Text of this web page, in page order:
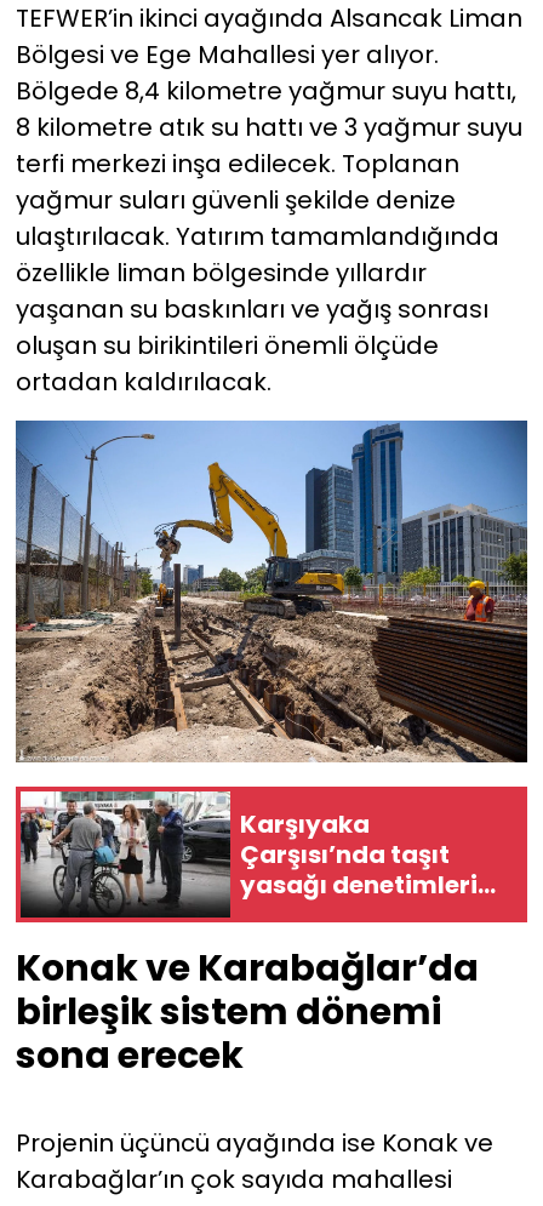
TEFWER’in ikinci ayağında Alsancak Liman
Bölgesi ve Ege Mahallesi yer alıyor.
Bölgede 8,4 kilometre yağmur suyu hattı,
8 kilometre atık su hattı ve 3 yağmur suyu
terfi merkezi inşa edilecek. Toplanan
yağmur suları güvenli şekilde denize
ulaştırılacak. Yatırım tamamlandığında
özellikle liman bölgesinde yıllardır
yaşanan su baskınları ve yağış sonrası
oluşan su birikintileri önemli ölçüde
ortadan kaldırılacak.
Karşıyaka
Çarşısı’nda taşıt
yasağı denetimleri
sıkılaştırıldı
Konak ve Karabağlar’da
birleşik sistem dönemi
sona erecek
Projenin üçüncü ayağında ise Konak ve
Karabağlar’ın çok sayıda mahallesi